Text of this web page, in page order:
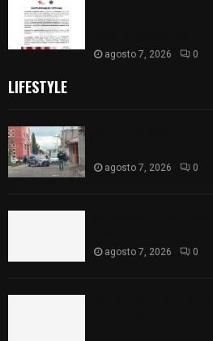
agosto 7, 2026 0
LIFESTYLE
agosto 7, 2026 0
agosto 7, 2026 0